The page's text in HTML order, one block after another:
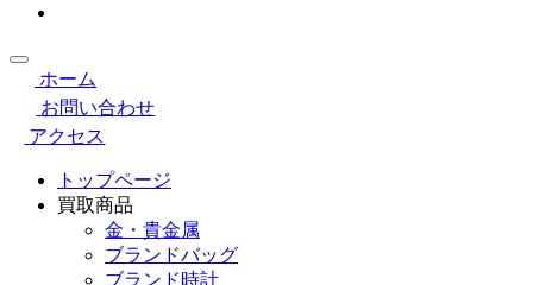
ホーム
お問い合わせ
アクセス
トップページ
買取商品
金・貴金属
ブランドバッグ
ブランド時計